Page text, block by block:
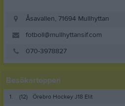
Åsavallen, 71694 Mullhyttan
fotboll@mullhyttansif.com
070-3978827
Besökartoppen
1. (12)
Örebro Hockey J18 Elit